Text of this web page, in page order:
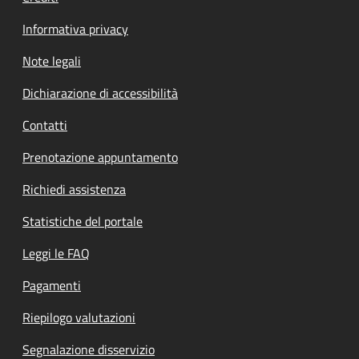
Informativa privacy
Note legali
Dichiarazione di accessibilità
Contatti
Prenotazione appuntamento
Richiedi assistenza
Statistiche del portale
Leggi le FAQ
Pagamenti
Riepilogo valutazioni
Segnalazione disservizio